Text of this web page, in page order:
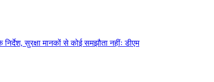
सुरक्षा मानकों से कोई समझौता नहींः डीएम